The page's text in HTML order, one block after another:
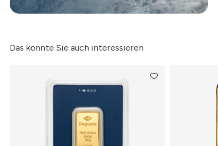
Das könnte Sie auch interessieren